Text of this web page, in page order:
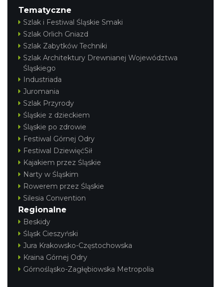
Tematyczne
Szlak i Festiwal Śląskie Smaki
Szlak Orlich Gniazd
Szlak Zabytków Techniki
Szlak Architektury Drewnianej Województwa
Śląskiego
Industriada
Juromania
Szlak Przyrody
Śląskie z dzieckiem
Śląskie po zdrowie
Festiwal Górnej Odry
Festiwal DziewięćSił
Kajakiem przez Śląskie
Narty w Śląskim
Rowerem przez Śląskie
Silesia Convention
Regionalne
Beskidy
Śląsk Cieszyński
Jura Krakowsko-Częstochowska
Kraina Górnej Odry
Górnośląsko-Zagłębiowska Metropolia